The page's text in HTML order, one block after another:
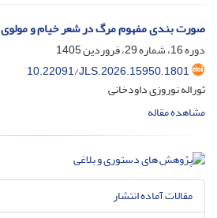
صورت بندی مفهوم مرگ در شعر خیام و مولوی
دوره 16، شماره 29، فروردین 1405
10.22091/JLS.2026.15950.1801
ثوراله نوروزی داودخانی
مشاهده مقاله
مقالات آماده انتشار